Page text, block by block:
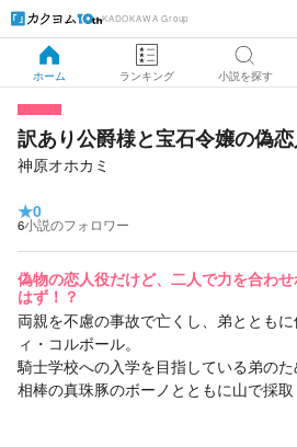
KADOKAWA Group
ホーム ランキング 小説を探す
訳あり公爵様と宝石令嬢の偽
神原オホカミ
★0
6小説のフォロワー
偽物の恋人役だけど、二人で力を合わ
はず！？
両親を不慮の事故で亡くし、弟ととも
ィ・コルボール。
騎士学校への入学を目指している弟のた
相棒の真珠豚のボーノとともに山で採取